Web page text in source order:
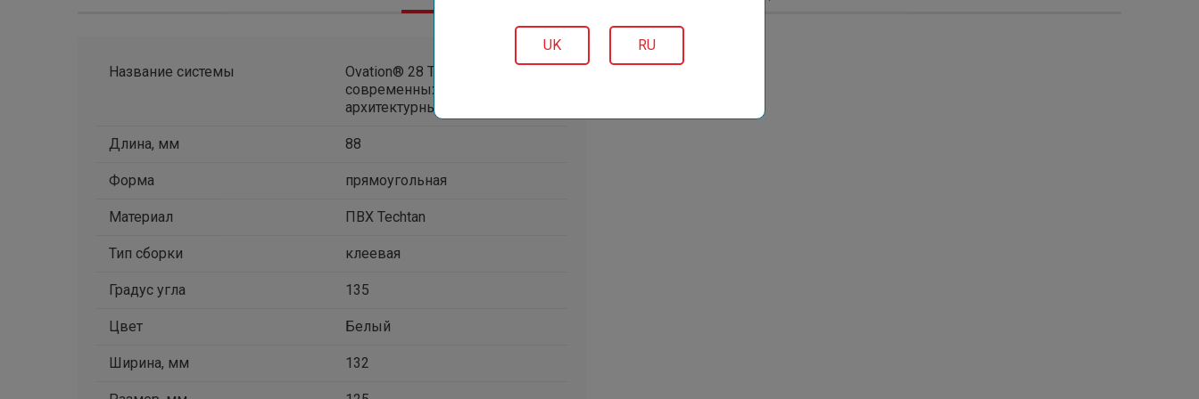
UK RU
Название системы
Ovation® 28 TECHTAN® - для
современных кровель с
архитектурным стилем
Длина, мм 88
Форма прямоугольная
Материал ПВХ Techtan
Тип сборки клеевая
Градус угла 135
Цвет Белый
Ширина, мм 132